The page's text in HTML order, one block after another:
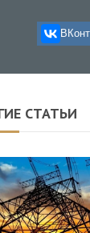
СТАТЬИ